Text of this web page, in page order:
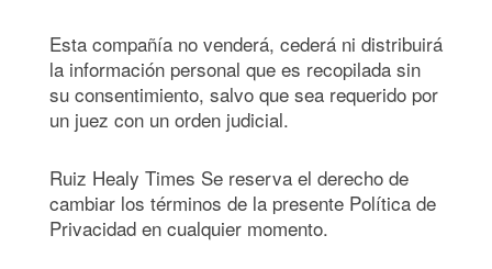
Esta compañía no venderá, cederá ni distribuirá
la información personal que es recopilada sin
su consentimiento, salvo que sea requerido por
un juez con un orden judicial.
Ruiz Healy Times Se reserva el derecho de
cambiar los términos de la presente Política de
Privacidad en cualquier momento.